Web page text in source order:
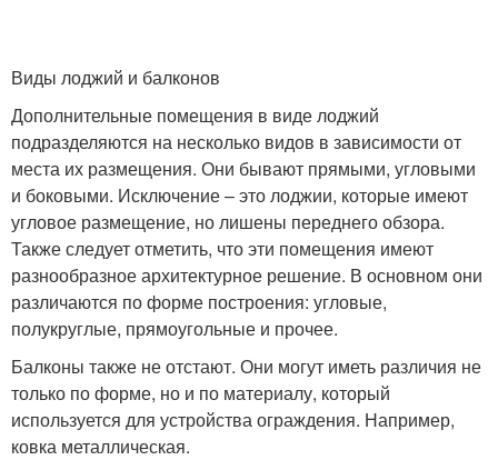
Виды лоджий и балконов
Дополнительные помещения в виде лоджий
подразделяются на несколько видов в зависимости от
места их размещения. Они бывают прямыми, угловыми
и боковыми. Исключение – это лоджии, которые имеют
угловое размещение, но лишены переднего обзора.
Также следует отметить, что эти помещения имеют
разнообразное архитектурное решение. В основном они
различаются по форме построения: угловые,
полукруглые, прямоугольные и прочее.
Балконы также не отстают. Они могут иметь различия не
только по форме, но и по материалу, который
используется для устройства ограждения. Например,
ковка металлическая.